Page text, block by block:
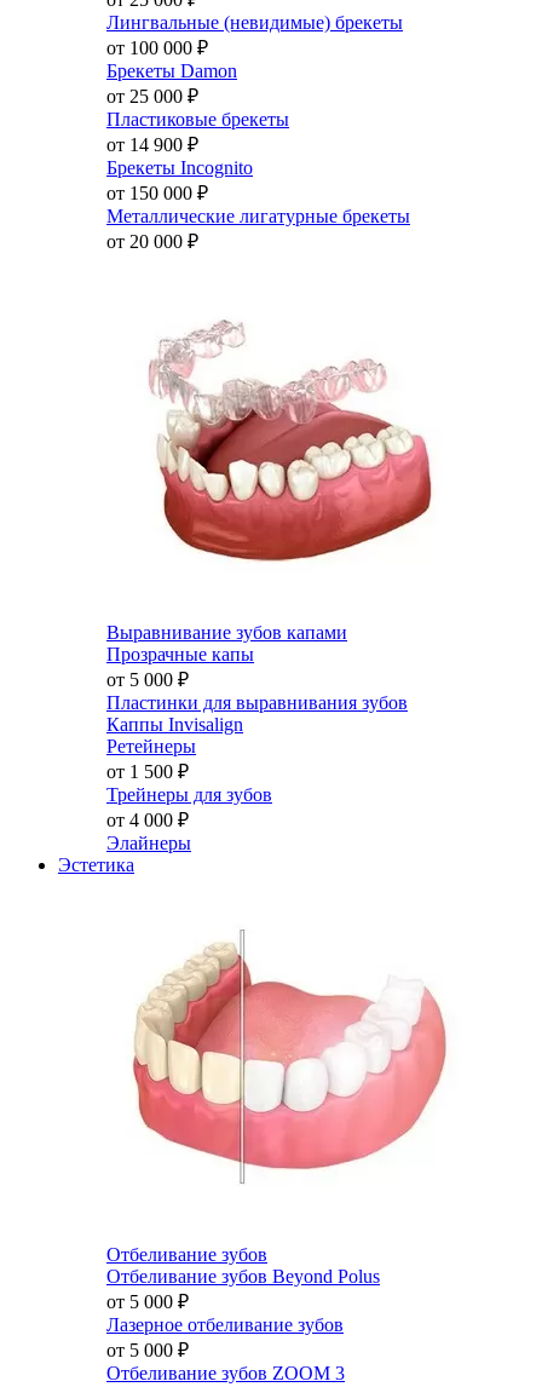
Лингвальные (невидимые) брекеты
от 100 000 ₽
Брекеты Damon
от 25 000 ₽
Пластиковые брекеты
от 14 900 ₽
Брекеты Incognito
от 150 000 ₽
Металлические лигатурные брекеты
от 20 000 ₽
Выравнивание зубов капами
Прозрачные капы
от 5 000 ₽
Пластинки для выравнивания зубов
Каппы Invisalign
Ретейнеры
от 1 500 ₽
Трейнеры для зубов
от 4 000 ₽
Элайнеры
Эстетика
Отбеливание зубов
Отбеливание зубов Beyond Polus
от 5 000 ₽
Лазерное отбеливание зубов
от 5 000 ₽
Отбеливание зубов ZOOM 3